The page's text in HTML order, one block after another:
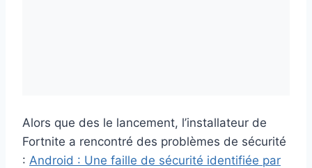
Alors que des le lancement, l’installateur de
Fortnite a rencontré des problèmes de sécurité
: Android : Une faille de sécurité identifiée par